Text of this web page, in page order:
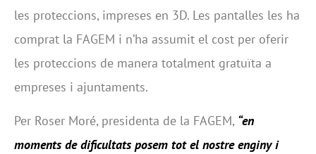
les proteccions, impreses en 3D. Les pantalles les ha
comprat la FAGEM i n’ha assumit el cost per oferir
les proteccions de manera totalment gratuïta a
empreses i ajuntaments.
Per Roser Moré, presidenta de la FAGEM, “en
moments de dificultats posem tot el nostre enginy i